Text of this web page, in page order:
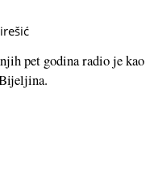
pet godina radio je kao